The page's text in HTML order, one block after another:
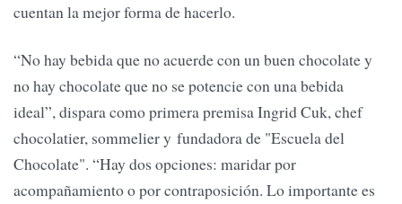
cuentan la mejor forma de hacerlo.
“No hay bebida que no acuerde con un buen chocolate y
no hay chocolate que no se potencie con una bebida
ideal”, dispara como primera premisa Ingrid Cuk, chef
chocolatier, sommelier y fundadora de "Escuela del
Chocolate". “Hay dos opciones: maridar por
acompañamiento o por contraposición. Lo importante es